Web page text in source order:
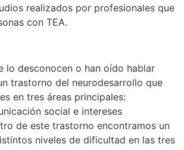
realizados por profesionales que
con TEA.
lo desconocen o han oído hablar
trastorno del neurodesarrollo que
en tres áreas principales:
social e intereses
de este trastorno encontramos un
niveles de dificultad en las tres